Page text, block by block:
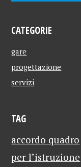
CATEGORIE
gare
progettazione
servizi
TAG
accordo quadro
per l’istruzione